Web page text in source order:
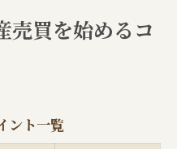
イト活用術
な機能比較表
物件情報を集める
売買を始めるコ
ント一覧